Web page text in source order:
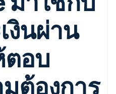
การ
ระเงิน
บบิล
วหรือ
แผน
า
การ
ติ
สาม
รเงินที่ผสาน
โนมัติด้าน
ในแอป
งินออนไลน์
ารชำระเงิน
อร์มหรือ
ระเงินตาม
ตเบิลคอยน์
นับสนุนที่ได้
ะทาง
ตภัณฑ์
งินผ่าน
ตอบ
ต้องการ